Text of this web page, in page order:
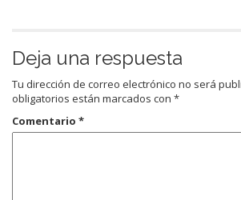
Deja una respuesta
Tu dirección de correo electrónico no será
obligatorios están marcados con *
Comentario *